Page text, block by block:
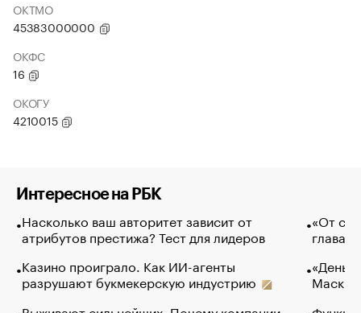
ОКТМО
45383000000
ОКФС
16
ОКОГУ
4210015
Интересное на РБК
Насколько ваш авторитет зависит от
атрибутов престижа? Тест для лидеров
Казино проиграло. Как ИИ-агенты
разрушают букмекерскую индустрию
«От
глава
Маск в